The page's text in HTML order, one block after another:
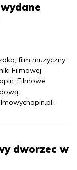
film muzyczny
Filmowej
Filmowe
dworzec w